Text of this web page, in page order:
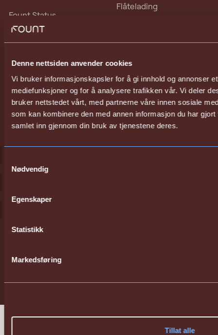
Denne nettsiden anvender cookies
Vi bruker informasjonskapsler for å gi innhold og annonser
mediefunksjoner og for å analysere trafikken vår. Vi deler
bruker nettstedet vårt, med partnerne våre innen sosiale
som kan kombinere den med annen informasjon du har
samlet inn gjennom din bruk av tjenestene deres.
Nødvendig
Egenskaper
Statistikk
Markedsføring
Tillat alle
Fount Status
Vilkår og betingelser
Sharing Better
Energy
Flåtelading
Privat lading
Kontakt
Sosiale Medier
Instagram